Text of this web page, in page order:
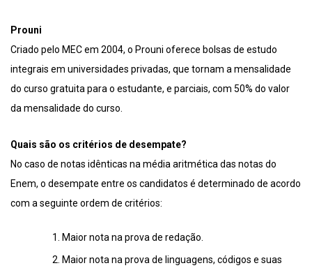
Prouni
Criado pelo MEC em 2004, o Prouni oferece bolsas de estudo
integrais em universidades privadas, que tornam a mensalidade
do curso gratuita para o estudante, e parciais, com 50% do valor
da mensalidade do curso.
Quais são os critérios de desempate?
No caso de notas idênticas na média aritmética das notas do
Enem, o desempate entre os candidatos é determinado de acordo
com a seguinte ordem de critérios:
Maior nota na prova de redação.
Maior nota na prova de linguagens, códigos e suas